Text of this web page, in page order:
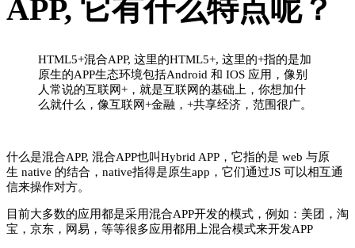
APP, 它有什么特点呢？
HTML5+混合APP, 这里的HTML5+, 这里的+指的是加
原生的APP生态环境包括Android 和 IOS 应用，像别
人常说的互联网+，就是互联网的基础上，你想加什
么就什么，像互联网+金融，+共享经济，范围很广。
什么是混合APP, 混合APP也叫Hybrid APP，它指的是 web 与原
生 native 的结合，native指得是原生app，它们通过JS 可以相互通
信来操作对方。
目前大多数的应用都是采用混合APP开发的模式，例如：美团，淘
宝，京东，网易，等等很多应用都用上混合模式来开发APP